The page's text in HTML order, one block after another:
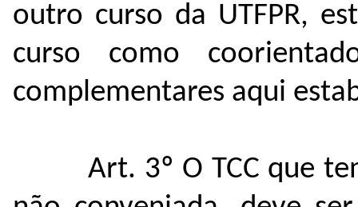
outro curso da UTFPR,
curso como
complementares aqui
Art. 3º O TCC que